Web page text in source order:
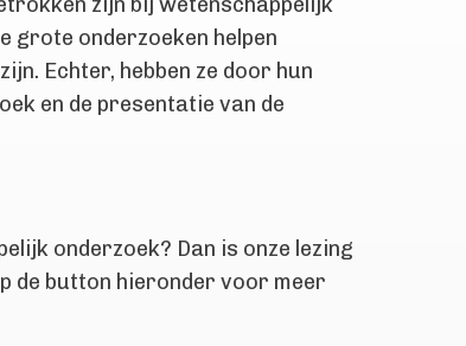
grote onderzoeken helpen
Echter, hebben ze door hun
en de presentatie van de
onderzoek? Dan is onze lezing
de button hieronder voor meer